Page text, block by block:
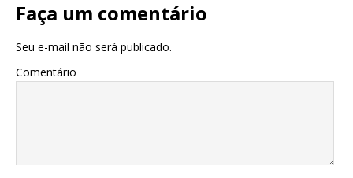
Faça um comentário
Seu e-mail não será publicado.
Comentário